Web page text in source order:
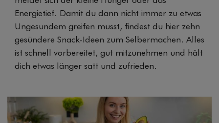
Energietief. Damit du dann nicht immer zu etwas
Ungesundem greifen musst, findest du hier zehn
gesündere Snack-Ideen zum Selbermachen. Alles
ist schnell vorbereitet, gut mitzunehmen und hält
dich etwas länger satt und zufrieden.